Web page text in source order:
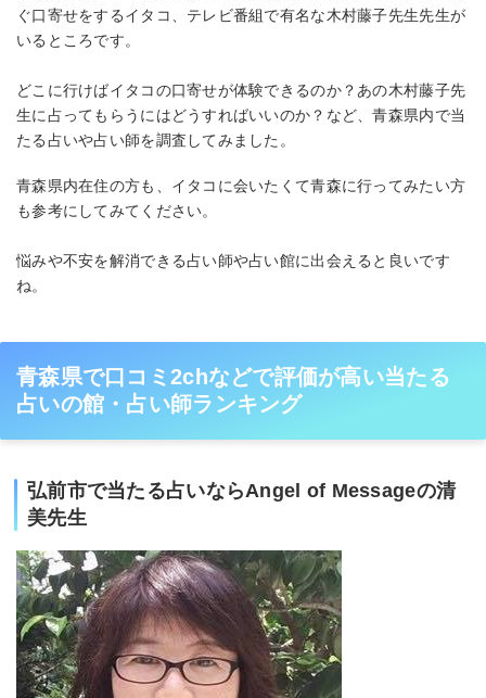
ぐ口寄せをするイタコ、テレビ番組で有名な木村藤子先生先生が
いるところです。
どこに行けばイタコの口寄せが体験できるのか？あの木村藤子先
生に占ってもらうにはどうすればいいのか？など、青森県内で当
たる占いや占い師を調査してみました。
青森県内在住の方も、イタコに会いたくて青森に行ってみたい方
も参考にしてみてください。
悩みや不安を解消できる占い師や占い館に出会えると良いです
ね。
青森県で口コミ2chなどで評価が高い当たる
占いの館・占い師ランキング
弘前市で当たる占いならAngel of Messageの清
美先生